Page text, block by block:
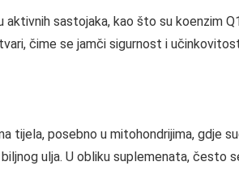
sastojaka, kao što su koenzim
čime se jamči sigurnost i
tijela, posebno u mitohondrijima, gdje
ulja. U obliku suplemenata,